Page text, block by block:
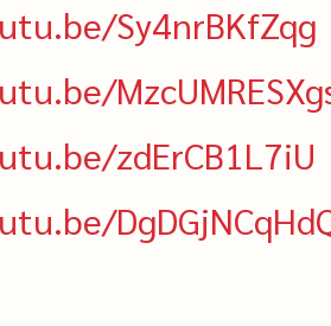
Sy4nrBKfZqg
zdErCB1L7iU